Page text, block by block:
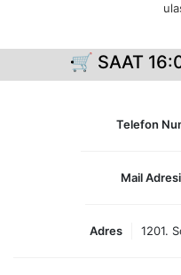
🛒 SAAT
Telefon
Mail Adresi
Adres 1201.